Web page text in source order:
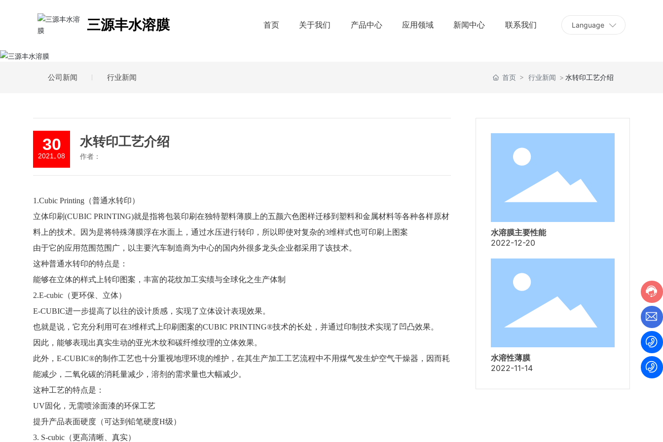
三源丰水溶膜 首页 关于我们 产品中心 应用领域 新闻中心 联系我们 Language
公司新闻 行业新闻 首页 行业新闻 水转印工艺介绍
30
2021 -08
水转印工艺介绍
作者：
1.Cubic Printing（普通水转印）
立体印刷(CUBIC PRINTING)就是指将包装印刷在独特塑料薄膜上的五颜六色图样迁移到塑料和金属材料等各种各样原材
料上的技术。因为是将特殊薄膜浮在水面上，通过水压进行转印，所以即使对复杂的3维样式也可印刷上图案
由于它的应用范围范围广，以主要汽车制造商为中心的国内外很多龙头企业都采用了该技术。
这种普通水转印的特点是：
能够在立体的样式上转印图案，丰富的花纹加工实绩与全球化之生产体制
2.E-cubic（更环保、立体）
E-CUBIC进一步提高了以往的设计质感，实现了立体设计表现效果。
也就是说，它充分利用可在3维样式上印刷图案的CUBIC PRINTING®技术的长处，并通过印制技术实现了凹凸效果。
因此，能够表现出真实生动的亚光木纹和碳纤维纹理的立体效果。
此外，E-CUBIC®的制作工艺也十分重视地理环境的维护，在其生产加工工艺流程中不用煤气发生炉空气干燥器，因而耗
能减少，二氧化碳的消耗量减少，溶剂的需求量也大幅减少。
这种工艺的特点是：
UV固化，无需喷涂面漆的环保工艺
提升产品表面硬度（可达到铅笔硬度H级）
3. S-cubic（更高清晰、真实）
水溶膜主要性能
2022-12-20
水溶性薄膜
2022-11-14